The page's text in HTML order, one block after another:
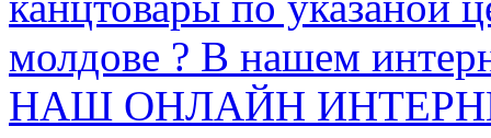
молдове ? В нашем
НАШ ОНЛАЙН